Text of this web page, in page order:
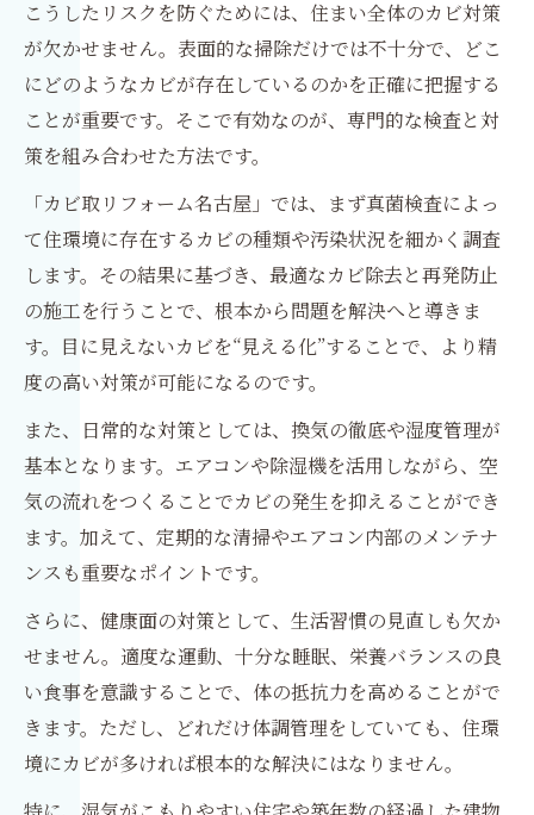
こうしたリスクを防ぐためには、住まい全体のカビ対策
が欠かせません。表面的な掃除だけでは不十分で、どこ
にどのようなカビが存在しているのかを正確に把握する
ことが重要です。そこで有効なのが、専門的な検査と対
策を組み合わせた方法です。
「カビ取リフォーム名古屋」では、まず真菌検査によっ
て住環境に存在するカビの種類や汚染状況を細かく調査
します。その結果に基づき、最適なカビ除去と再発防止
の施工を行うことで、根本から問題を解決へと導きま
す。目に見えないカビを“見える化”することで、より精
度の高い対策が可能になるのです。
また、日常的な対策としては、換気の徹底や湿度管理が
基本となります。エアコンや除湿機を活用しながら、空
気の流れをつくることでカビの発生を抑えることができ
ます。加えて、定期的な清掃やエアコン内部のメンテナ
ンスも重要なポイントです。
さらに、健康面の対策として、生活習慣の見直しも欠か
せません。適度な運動、十分な睡眠、栄養バランスの良
い食事を意識することで、体の抵抗力を高めることがで
きます。ただし、どれだけ体調管理をしていても、住環
境にカビが多ければ根本的な解決にはなりません。